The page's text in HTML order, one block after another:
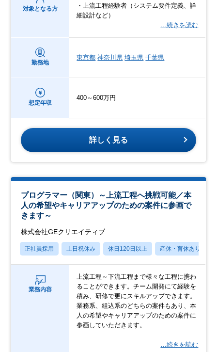
対象となる方
・上流工程経験者（システム要件定義、詳
細設計など）
…続きを読む
勤務地
東京都 神奈川県 埼玉県 千葉県
想定年収
400～600万円
詳しく見る
プログラマー（関東）～上流工程へ挑戦可能／本
人の希望やキャリアアップのための案件に参画で
きます～
株式会社GEクリエイティブ
正社員採用 土日祝休み 休日120日以上 産休・育休あり
業務内容
上流工程～下流工程まで様々な工程に携わ
ることができます。チーム開発にて経験を
積み、研修で更にスキルアップできます。
業務系、組込系のどちらの案件もあり、本
人の希望やキャリアアップのための案件に
参画していただきます。
…続きを読む